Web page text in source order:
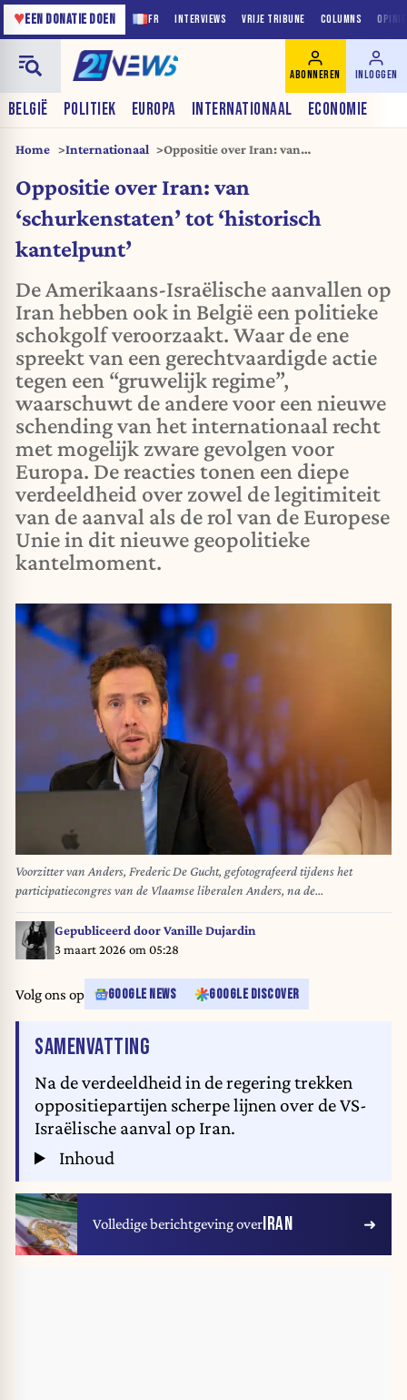
FR INTERVIEWS VRIJE TRIBUNE COLUMNS
♥EEN DONATIE DOEN
BELGIË POLITIEK EUROPA INTERNATIONAAL ECONOMIE
ABONNEREN INLOGGEN
Home Internationaal
Oppositie over Iran: van
kantelpunt’
Oppositie over Iran: van
‘schurkenstaten’ tot ‘historisch
kantelpunt’
De Amerikaans-Israëlische aanvallen op
Iran hebben ook in België een politieke
schokgolf veroorzaakt. Waar de ene
spreekt van een gerechtvaardigde actie
tegen een “gruwelijk regime”,
waarschuwt de andere voor een nieuwe
schending van het internationaal recht
met mogelijk zware gevolgen voor
Europa. De reacties tonen een diepe
verdeeldheid over zowel de legitimiteit
van de aanval als de rol van de Europese
Unie in dit nieuwe geopolitieke
kantelmoment.
Voorzitter van Anders, Frederic De Gucht, gefotografeerd tijdens het
participatiecongres van de Vlaamse liberalen Anders, na de
onderhandelingen over de vorming van een Brusselse regering. BELGA
PHOTO MARIUS BURGELMAN
Gepubliceerd doorVanille Dujardin
3 maart 2026 om 05:28
Volg ons op GOOGLE NEWS GOOGLE DISCOVER
SAMENVATTING
Na de verdeeldheid in de regering trekken
oppositiepartijen scherpe lijnen over de VS-
Israëlische aanval op Iran.
Inhoud
Volledige berichtgeving overIRAN